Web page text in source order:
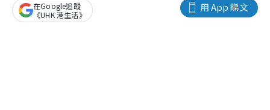
用 App 睇文
在Google追蹤
《UHK 港生活》